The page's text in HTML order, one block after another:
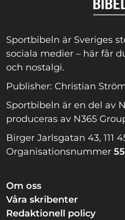
Sportbibeln är Sveriges
sociala medier – här får
och nostalgi.
Publisher: Christian
Sportbibeln är en del av
produceras av N365
Birger Jarlsgatan 43, 111
Organisationsnummer
Om oss
Våra skribenter
Redaktionell policy